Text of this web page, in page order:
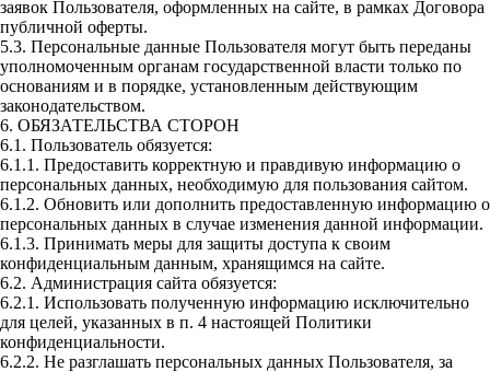
заявок Пользователя, оформленных на сайте, в рамках Договора
публичной оферты.
5.3. Персональные данные Пользователя могут быть переданы
уполномоченным органам государственной власти только по
основаниям и в порядке, установленным действующим
законодательством.
6. ОБЯЗАТЕЛЬСТВА СТОРОН
6.1. Пользователь обязуется:
6.1.1. Предоставить корректную и правдивую информацию о
персональных данных, необходимую для пользования сайтом.
6.1.2. Обновить или дополнить предоставленную информацию о
персональных данных в случае изменения данной информации.
6.1.3. Принимать меры для защиты доступа к своим
конфиденциальным данным, хранящимся на сайте.
6.2. Администрация сайта обязуется:
6.2.1. Использовать полученную информацию исключительно
для целей, указанных в п. 4 настоящей Политики
конфиденциальности.
6.2.2. Не разглашать персональных данных Пользователя, за